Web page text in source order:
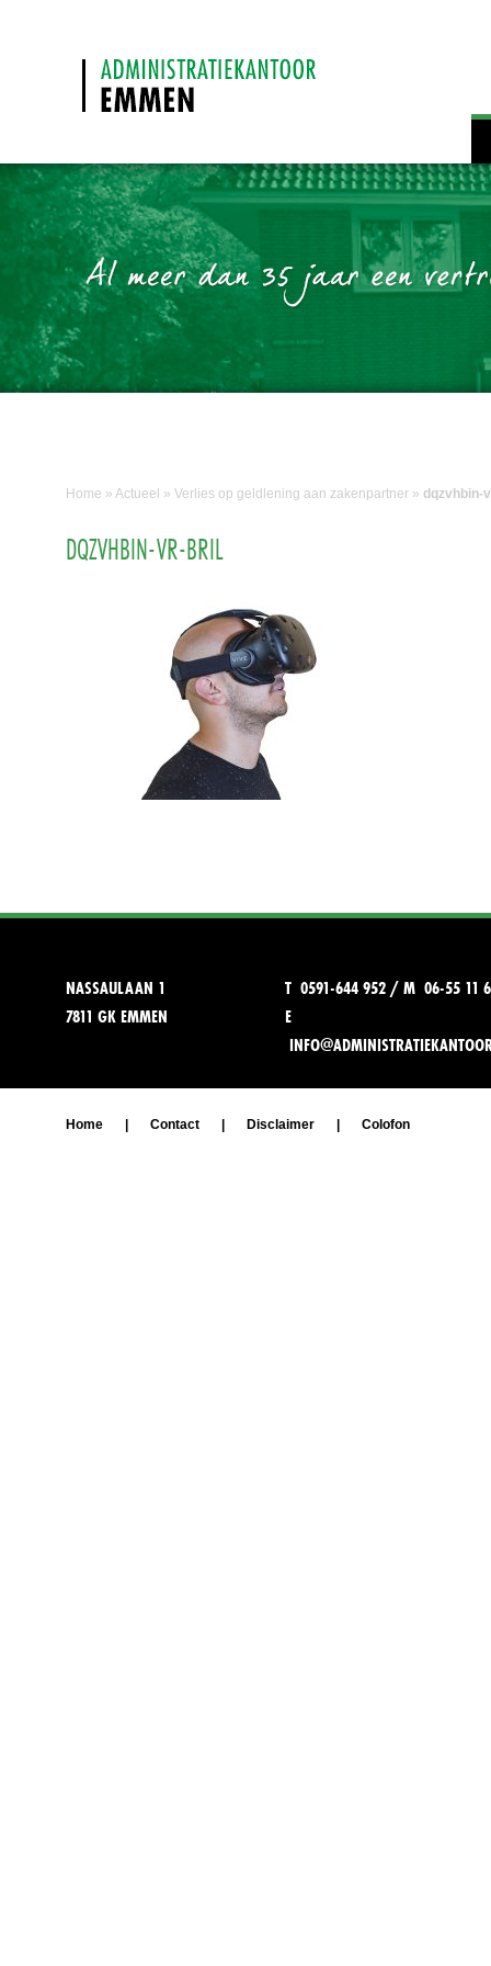
Home » Actueel » Verlies op geldlening aan zakenpartner » dqzvhbin-
DQZVHBIN-VR-BRIL
NASSAULAAN 1
7811 GK EMMEN
T 0591-644 952 / M 06-55 11
E
Home Contact Disclaimer Colofon